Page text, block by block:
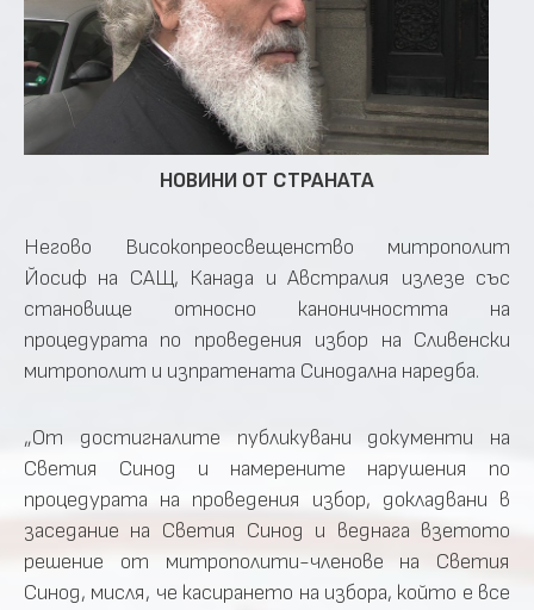
НОВИНИ ОТ СТРАНАТА
Негово Високопреосвещенство митрополит
Йосиф на САЩ, Канада и Австралия излезе със
становище относно каноничността на
процедурата по проведения избор на Сливенски
митрополит и изпратената Синодална наредба.
„От достигналите публикувани документи на
Светия Синод и намерените нарушения по
процедурата на проведения избор, докладвани в
заседание на Светия Синод и веднага взетото
решение от митрополити-членове на Светия
Синод, мисля, че касирането на избора, който е все